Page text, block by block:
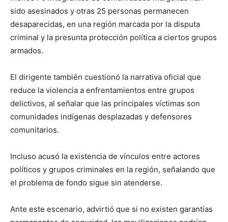
sido asesinados y otras 25 personas permanecen
desaparecidas, en una región marcada por la disputa
criminal y la presunta protección política a ciertos grupos
armados.
El dirigente también cuestionó la narrativa oficial que
reduce la violencia a enfrentamientos entre grupos
delictivos, al señalar que las principales víctimas son
comunidades indígenas desplazadas y defensores
comunitarios.
Incluso acusó la existencia de vínculos entre actores
políticos y grupos criminales en la región, señalando que
el problema de fondo sigue sin atenderse.
Ante este escenario, advirtió que si no existen garantías